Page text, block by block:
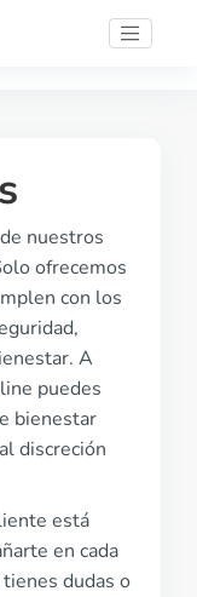
nuestros
ofrecemos
con los
A
puedes
bienestar
discreción
está
en cada
dudas o